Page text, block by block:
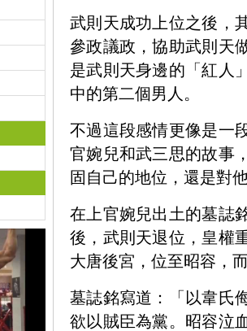
武則天成功上位之後，
參政議政，協助武則天
是武則天身邊的「紅人
中的第二個男人。
不過這段感情更像是一
官婉兒和武三思的故事
固自己的地位，還是對
在上官婉兒出土的墓誌
後，武則天退位，皇權
大唐後宮，位至昭容，
墓誌銘寫道：「以韋氏
欲以賊臣為黨。昭容泣